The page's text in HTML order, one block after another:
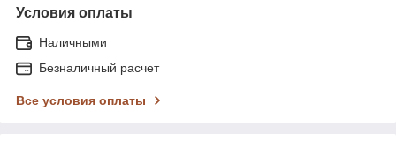
Условия оплаты
Наличными
Безналичный расчет
Все условия оплаты